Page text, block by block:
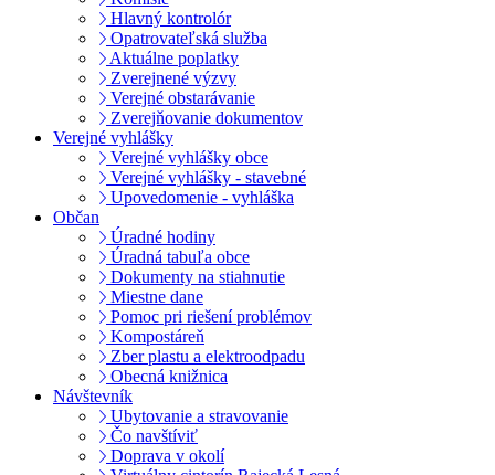
Hlavný kontrolór
Opatrovateľská služba
Aktuálne poplatky
Zverejnené výzvy
Verejné obstarávanie
Zverejňovanie dokumentov
Verejné vyhlášky
Verejné vyhlášky obce
Verejné vyhlášky - stavebné
Upovedomenie - vyhláška
Občan
Úradné hodiny
Úradná tabuľa obce
Dokumenty na stiahnutie
Miestne dane
Pomoc pri riešení problémov
Kompostáreň
Zber plastu a elektroodpadu
Obecná knižnica
Návštevník
Ubytovanie a stravovanie
Čo navštíviť
Doprava v okolí